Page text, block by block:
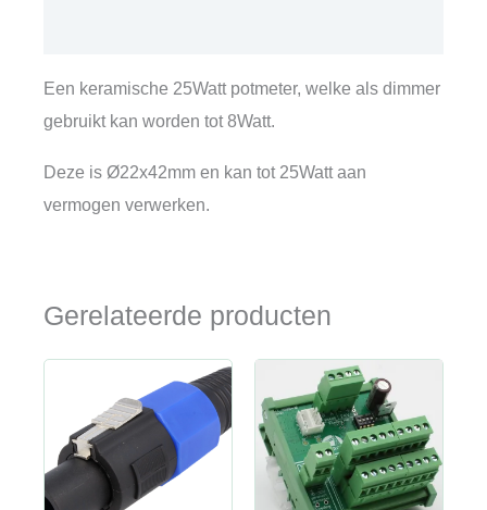
Een keramische 25Watt potmeter, welke als dimmer
gebruikt kan worden tot 8Watt.
Deze is Ø22x42mm en kan tot 25Watt aan
vermogen verwerken.
Gerelateerde producten